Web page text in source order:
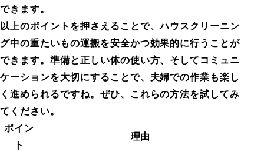
できます。
以上のポイントを押さえることで、ハウスクリーニン
グ中の重たいもの運搬を安全かつ効果的に行うことが
できます。準備と正しい体の使い方、そしてコミュニ
ケーションを大切にすることで、夫婦での作業も楽し
く進められるですね。ぜひ、これらの方法を試してみ
てください。
ポイン
ト
理由